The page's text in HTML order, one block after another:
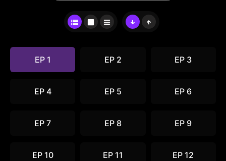
EP 1 EP 2 EP 3
EP 4 EP 5 EP 6
EP 7 EP 8 EP 9
EP 10 EP 11 EP 12